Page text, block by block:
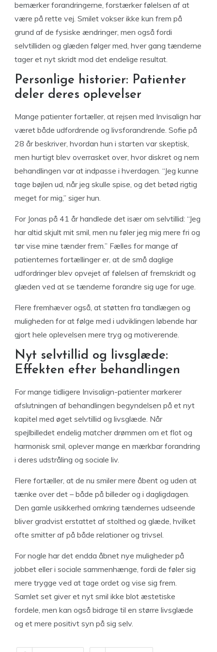
bemærker forandringerne, forstærker følelsen af at
være på rette vej. Smilet vokser ikke kun frem på
grund af de fysiske ændringer, men også fordi
selvtilliden og glæden følger med, hver gang tænderne
tager et nyt skridt mod det endelige resultat.
Personlige historier: Patienter
deler deres oplevelser
Mange patienter fortæller, at rejsen med Invisalign har
været både udfordrende og livsforandrende. Sofie på
28 år beskriver, hvordan hun i starten var skeptisk,
men hurtigt blev overrasket over, hvor diskret og nem
behandlingen var at indpasse i hverdagen. “Jeg kunne
tage bøjlen ud, når jeg skulle spise, og det betød rigtig
meget for mig,” siger hun.
For Jonas på 41 år handlede det især om selvtillid: “Jeg
har altid skjult mit smil, men nu føler jeg mig mere fri og
tør vise mine tænder frem.” Fælles for mange af
patienternes fortællinger er, at de små daglige
udfordringer blev opvejet af følelsen af fremskridt og
glæden ved at se tænderne forandre sig uge for uge.
Flere fremhæver også, at støtten fra tandlægen og
muligheden for at følge med i udviklingen løbende har
gjort hele oplevelsen mere tryg og motiverende.
Nyt selvtillid og livsglæde:
Effekten efter behandlingen
For mange tidligere Invisalign-patienter markerer
afslutningen af behandlingen begyndelsen på et nyt
kapitel med øget selvtillid og livsglæde. Når
spejlbilledet endelig matcher drømmen om et flot og
harmonisk smil, oplever mange en mærkbar forandring
i deres udstråling og sociale liv.
Flere fortæller, at de nu smiler mere åbent og uden at
tænke over det – både på billeder og i dagligdagen.
Den gamle usikkerhed omkring tændernes udseende
bliver gradvist erstattet af stolthed og glæde, hvilket
ofte smitter af på både relationer og trivsel.
For nogle har det endda åbnet nye muligheder på
jobbet eller i sociale sammenhænge, fordi de føler sig
mere trygge ved at tage ordet og vise sig frem.
Samlet set giver et nyt smil ikke blot æstetiske
fordele, men kan også bidrage til en større livsglæde
og et mere positivt syn på sig selv.